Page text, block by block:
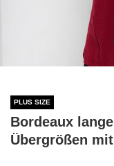
PLUS SIZE
Bordeaux
Übergrößen